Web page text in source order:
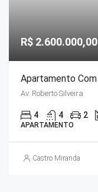
R$ 2.600.000,00
Av. Roberto Silveira
4 4 2
APARTAMENTO
Castro Miranda